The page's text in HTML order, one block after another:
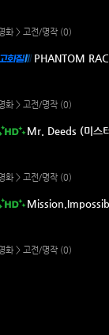
화 > 고전/명작 (0)
PHANTOM
화 > 고전/명작 (0)
Mr. Deeds (미스
화 > 고전/명작 (0)
화 > 고전/명작 (0)